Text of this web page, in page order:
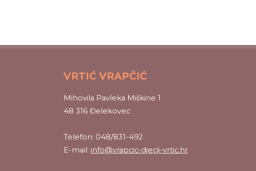
VRTIĆ VRAPČIĆ
Mihovila Pavleka Miškine 1
48 316 Đelekovec
Telefon: 048/831-492
E-mail: info@vrapcic-djecji-vrtic.hr